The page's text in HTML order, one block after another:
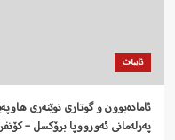
تایبەت
ئامادەبوون و گوتاری نوێنەری
پەرلەمانی ئەورووپا برۆکسل –